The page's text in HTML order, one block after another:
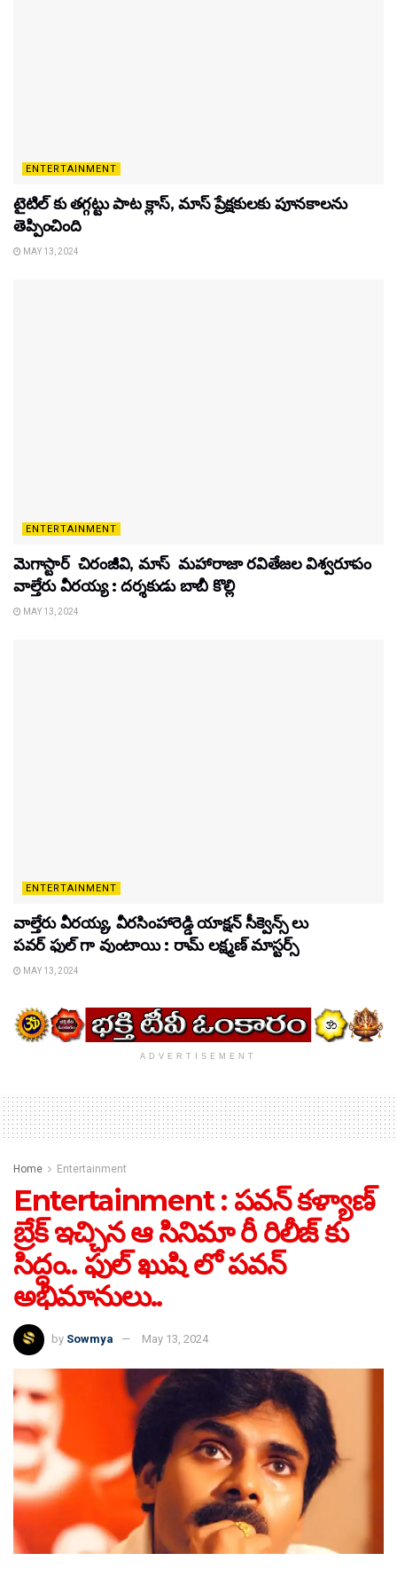
ENTERTAINMENT
టైటిల్‌ కు తగ్గట్టు పాట క్లాస్, మాస్ ప్రేక్షకులకు పూనకాలను
తెప్పించింది
MAY 13, 2024
ENTERTAINMENT
మెగాస్టార్ చిరంజీవి, మాస్ మహారాజా రవితేజల విశ్వరూపం
వాల్తేరు వీరయ్య : దర్శకుడు బాబీ కొల్లి
MAY 13, 2024
ENTERTAINMENT
వాల్తేరు వీరయ్య, వీరసింహారెడ్డి యాక్షన్ సీక్వెన్స్ లు
పవర్ ఫుల్ గా వుంటాయి : రామ్ లక్ష్మణ్ మాస్టర్స్
MAY 13, 2024
ADVERTISEMENT
Home Entertainment
Entertainment : పవన్ కళ్యాణ్
బ్రేక్ ఇచ్చిన ఆ సినిమా రీ రిలీజ్ కు
సిద్ధం.. ఫుల్ ఖుషి లో పవన్
అభిమానులు..
by Sowmya May 13, 2024